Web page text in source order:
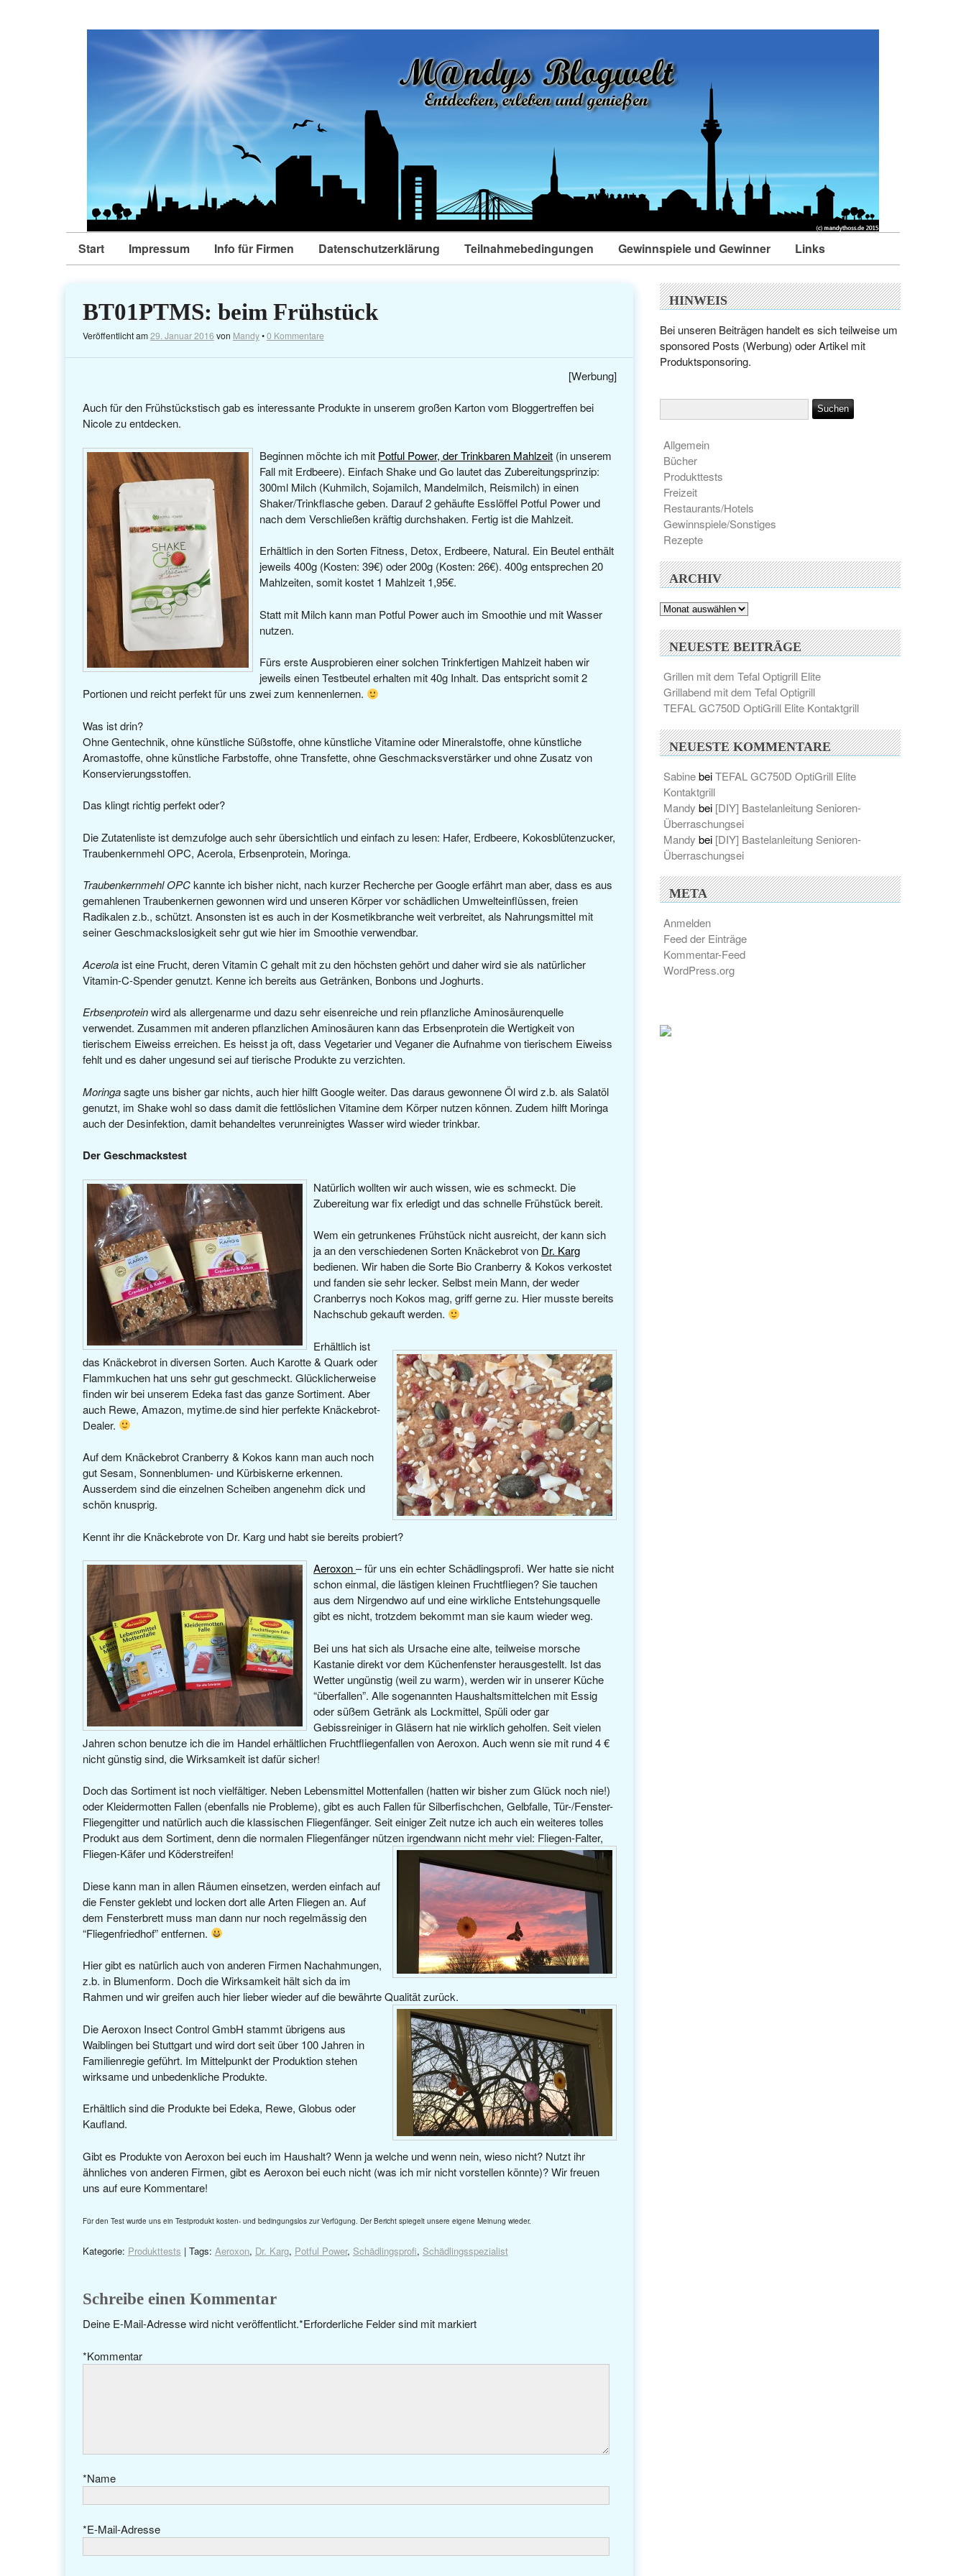
Start Impressum Info für Firmen Datenschutzerklärung Teilnahmebedingungen Gewinnspiele und Gewinner Links
BT01PTMS: beim Frühstück
Veröffentlicht am29. Januar 2016 von Mandy•0 Kommentare
[Werbung]
Auch für den Frühstückstisch gab es interessante Produkte in unserem großen Karton vom Bloggertreffen bei
Nicole zu entdecken.
Beginnen möchte ich mit Potful Power, der Trinkbaren Mahlzeit (in unserem
Fall mit Erdbeere). Einfach Shake und Go lautet das Zubereitungsprinzip:
300ml Milch (Kuhmilch, Sojamilch, Mandelmilch, Reismilch) in einen
Shaker/Trinkflasche geben. Darauf 2 gehäufte Esslöffel Potful Power und
nach dem Verschließen kräftig durchshaken. Fertig ist die Mahlzeit.
Erhältlich in den Sorten Fitness, Detox, Erdbeere, Natural. Ein Beutel enthält
jeweils 400g (Kosten: 39€) oder 200g (Kosten: 26€). 400g entsprechen 20
Mahlzeiten, somit kostet 1 Mahlzeit 1,95€.
Statt mit Milch kann man Potful Power auch im Smoothie und mit Wasser
nutzen.
Fürs erste Ausprobieren einer solchen Trinkfertigen Mahlzeit haben wir
jeweils einen Testbeutel erhalten mit 40g Inhalt. Das entspricht somit 2
Portionen und reicht perfekt für uns zwei zum kennenlernen.
Was ist drin?
Ohne Gentechnik, ohne künstliche Süßstoffe, ohne künstliche Vitamine oder Mineralstoffe, ohne künstliche
Aromastoffe, ohne künstliche Farbstoffe, ohne Transfette, ohne Geschmacksverstärker und ohne Zusatz von
Konservierungsstoffen.
Das klingt richtig perfekt oder?
Die Zutatenliste ist demzufolge auch sehr übersichtlich und einfach zu lesen: Hafer, Erdbeere, Kokosblütenzucker,
Traubenkernmehl OPC, Acerola, Erbsenprotein, Moringa.
Traubenkernmehl OPCkannte ich bisher nicht, nach kurzer Recherche per Google erfährt man aber, dass es aus
gemahlenen Traubenkernen gewonnen wird und unseren Körper vor schädlichen Umwelteinflüssen, freien
Radikalen z.b., schützt. Ansonsten ist es auch in der Kosmetikbranche weit verbreitet, als Nahrungsmittel mit
seiner Geschmackslosigkeit sehr gut wie hier im Smoothie verwendbar.
Acerolaist eine Frucht, deren Vitamin C gehalt mit zu den höchsten gehört und daher wird sie als natürlicher
Vitamin-C-Spender genutzt. Kenne ich bereits aus Getränken, Bonbons und Joghurts.
Erbsenproteinwird als allergenarme und dazu sehr eisenreiche und rein pflanzliche Aminosäurenquelle
verwendet. Zusammen mit anderen pflanzlichen Aminosäuren kann das Erbsenprotein die Wertigkeit von
tierischem Eiweiss erreichen. Es heisst ja oft, dass Vegetarier und Veganer die Aufnahme von tierischem Eiweiss
fehlt und es daher ungesund sei auf tierische Produkte zu verzichten.
Moringasagte uns bisher gar nichts, auch hier hilft Google weiter. Das daraus gewonnene Öl wird z.b. als Salatöl
genutzt, im Shake wohl so dass damit die fettlöslichen Vitamine dem Körper nutzen können. Zudem hilft Moringa
auch der Desinfektion, damit behandeltes verunreinigtes Wasser wird wieder trinkbar.
Der Geschmackstest
Natürlich wollten wir auch wissen, wie es schmeckt. Die
Zubereitung war fix erledigt und das schnelle Frühstück bereit.
Wem ein getrunkenes Frühstück nicht ausreicht, der kann sich
ja an den verschiedenen Sorten Knäckebrot von Dr. Karg
bedienen. Wir haben die Sorte Bio Cranberry & Kokos verkostet
und fanden sie sehr lecker. Selbst mein Mann, der weder
Cranberrys noch Kokos mag, griff gerne zu. Hier musste bereits
Nachschub gekauft werden.
Erhältlich ist
das Knäckebrot in diversen Sorten. Auch Karotte & Quark oder
Flammkuchen hat uns sehr gut geschmeckt. Glücklicherweise
finden wir bei unserem Edeka fast das ganze Sortiment. Aber
auch Rewe, Amazon, mytime.de sind hier perfekte Knäckebrot-
Dealer.
Auf dem Knäckebrot Cranberry & Kokos kann man auch noch
gut Sesam, Sonnenblumen- und Kürbiskerne erkennen.
Ausserdem sind die einzelnen Scheiben angenehm dick und
schön knusprig.
Kennt ihr die Knäckebrote von Dr. Karg und habt sie bereits probiert?
Aeroxon– für uns ein echter Schädlingsprofi. Wer hatte sie nicht
schon einmal, die lästigen kleinen Fruchtfliegen? Sie tauchen
aus dem Nirgendwo auf und eine wirkliche Entstehungsquelle
gibt es nicht, trotzdem bekommt man sie kaum wieder weg.
Bei uns hat sich als Ursache eine alte, teilweise morsche
Kastanie direkt vor dem Küchenfenster herausgestellt. Ist das
Wetter ungünstig (weil zu warm), werden wir in unserer Küche
“überfallen”. Alle sogenannten Haushaltsmittelchen mit Essig
oder süßem Getränk als Lockmittel, Spüli oder gar
Gebissreiniger in Gläsern hat nie wirklich geholfen. Seit vielen
Jahren schon benutze ich die im Handel erhältlichen Fruchtfliegenfallen von Aeroxon. Auch wenn sie mit rund 4 €
nicht günstig sind, die Wirksamkeit ist dafür sicher!
Doch das Sortiment ist noch vielfältiger. Neben Lebensmittel Mottenfallen (hatten wir bisher zum Glück noch nie!)
oder Kleidermotten Fallen (ebenfalls nie Probleme), gibt es auch Fallen für Silberfischchen, Gelbfalle, Tür-/Fenster-
Fliegengitter und natürlich auch die klassischen Fliegenfänger. Seit einiger Zeit nutze ich auch ein weiteres tolles
Produkt aus dem Sortiment, denn die normalen Fliegenfänger nützen irgendwann nicht mehr viel: Fliegen-Falter,
Fliegen-Käfer und Köderstreifen!
Diese kann man in allen Räumen einsetzen, werden einfach auf
die Fenster geklebt und locken dort alle Arten Fliegen an. Auf
dem Fensterbrett muss man dann nur noch regelmässig den
“Fliegenfriedhof” entfernen.
Hier gibt es natürlich auch von anderen Firmen Nachahmungen,
z.b. in Blumenform. Doch die Wirksamkeit hält sich da im
Rahmen und wir greifen auch hier lieber wieder auf die bewährte Qualität zurück.
Die Aeroxon Insect Control GmbH stammt übrigens aus
Waiblingen bei Stuttgart und wird dort seit über 100 Jahren in
Familienregie geführt. Im Mittelpunkt der Produktion stehen
wirksame und unbedenkliche Produkte.
Erhältlich sind die Produkte bei Edeka, Rewe, Globus oder
Kaufland.
Gibt es Produkte von Aeroxon bei euch im Haushalt? Wenn ja welche und wenn nein, wieso nicht? Nutzt ihr
ähnliches von anderen Firmen, gibt es Aeroxon bei euch nicht (was ich mir nicht vorstellen könnte)? Wir freuen
uns auf eure Kommentare!
Für den Test wurde uns ein Testprodukt kosten- und bedingungslos zur Verfügung. Der Bericht spiegelt unsere eigene Meinung wieder.
Kategorie: Produkttests | Tags: Aeroxon, Dr. Karg, Potful Power, Schädlingsprofi, Schädlingsspezialist
Schreibe einen Kommentar
Deine E-Mail-Adresse wird nicht veröffentlicht. Erforderliche Felder sind mit
* markiert
Kommentar
*
Name
*
E-Mail-Adresse
*
HINWEIS
Bei unseren Beiträgen handelt es sich teilweise um
sponsored Posts (Werbung) oder Artikel mit
Produktsponsoring.
Allgemein
Bücher
Produkttests
Freizeit
Restaurants/Hotels
Gewinnspiele/Sonstiges
Rezepte
ARCHIV
Archiv
NEUESTE BEITRÄGE
Grillen mit dem Tefal Optigrill Elite
Grillabend mit dem Tefal Optigrill
TEFAL GC750D OptiGrill Elite Kontaktgrill
NEUESTE KOMMENTARE
SabinebeiTEFAL GC750D OptiGrill Elite
Kontaktgrill
Mandy bei [DIY] Bastelanleitung Senioren-
Überraschungsei
Mandy bei [DIY] Bastelanleitung Senioren-
Überraschungsei
META
Anmelden
Feed der Einträge
Kommentar-Feed
WordPress.org